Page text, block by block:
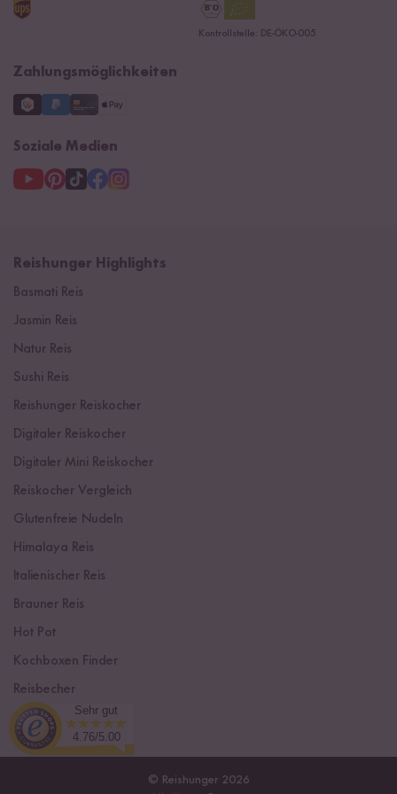
Datenschutzerklärung
Kontrollstelle: DE-ÖKO-005
Zahlungsmöglichkeiten
Soziale Medien
Reishunger Highlights
Basmati Reis
Jasmin Reis
Natur Reis
Sushi Reis
Reishunger Reiskocher
Digitaler Reiskocher
Digitaler Mini Reiskocher
Reiskocher Vergleich
Glutenfreie Nudeln
Himalaya Reis
Italienischer Reis
Brauner Reis
Hot Pot
Kochboxen Finder
Reisbecher
Sushi Einsteiger Box
© Reishunger 2026
Sehr gut
4.76/5.00